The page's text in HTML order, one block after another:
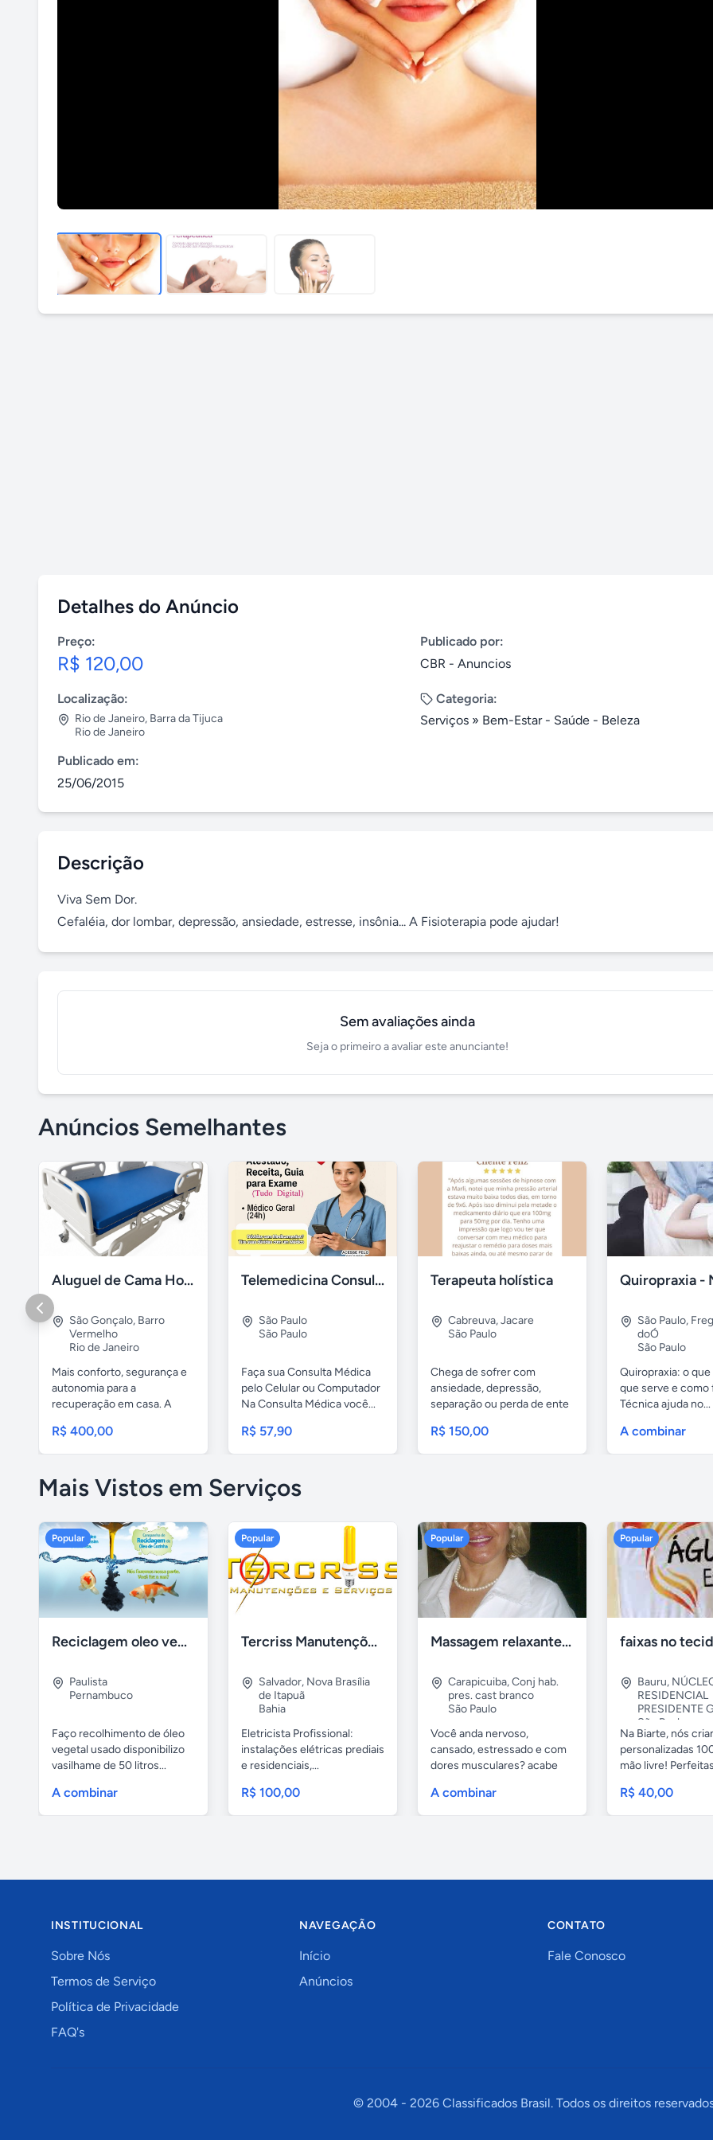
Detalhes do Anúncio
Preço:
R$ 120,00
Publicado por:
CBR - Anuncios
Localização:
Rio de Janeiro, Barra da Tijuca
Rio de Janeiro
Categoria:
Serviços » Bem-Estar - Saúde - Beleza
Publicado em:
25/06/2015
Descrição
Viva Sem Dor.
Cefaléia, dor lombar, depressão, ansiedade, estresse, insônia... A Fisioterapia pode ajudar!
Sem avaliações ainda
Seja o primeiro a avaliar este anunciante!
Anúncios Semelhantes
Aluguel de Cama Hospitalar Motorizada RJ
São Gonçalo, Barro
Vermelho
Rio de Janeiro
Mais conforto, segurança e
autonomia para a
recuperação em casa. A
R$ 400,00
Telemedicina Consultas Médicas por Celular
São Paulo
São Paulo
Faça sua Consulta Médica
pelo Celular ou Computador
Na Consulta Médica você...
R$ 57,90
Terapeuta holística
Cabreuva,Jacare
São Paulo
Chega de sofrer com
ansiedade, depressão,
separação ou perda de ente
R$ 150,00
São Paulo,
doÓ
São Paulo
Quiropraxia: o que
que serve e como
Técnica ajuda no...
A combinar
Mais Vistos em Serviços
Popular
Reciclagem oleo vegetal
Paulista
Pernambuco
Faço recolhimento de óleo
vegetal usado disponibilizo
vasilhame de 50 litros...
A combinar
Popular
Tercriss Manutenções e Serviços
Salvador, Nova Brasília
de Itapuã
Bahia
Eletricista Profissional:
instalações elétricas prediais
e residenciais,...
R$ 100,00
Popular
Massagem relaxante- terapeutica e depilação
Carapicuiba,Conj hab.
pres. cast branco
São Paulo
Você anda nervoso,
cansado, estressado e com
dores musculares? acabe
A combinar
Popular
Bauru,
RESIDENCIAL
PRESIDENTE
São Paulo
Na Biarte, nós
personalizadas
mão livre!
R$ 40,00
INSTITUCIONAL
Sobre Nós
Termos de Serviço
Política de Privacidade
FAQ's
NAVEGAÇÃO
Início
Anúncios
CONTATO
Fale Conosco
© 2004 - 2026Classificados Brasil. Todos os direitos